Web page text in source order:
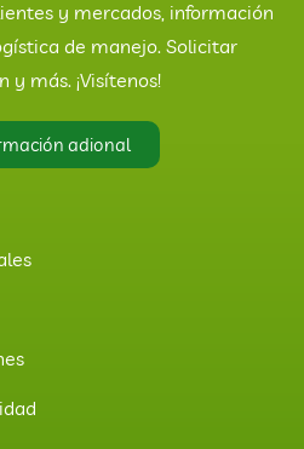
y mercados, información
de manejo. Solicitar
y más. ¡Visítenos!
adional